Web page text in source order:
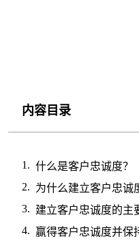
内容目录
什么是客户忠诚度？
建立客户忠诚度的主